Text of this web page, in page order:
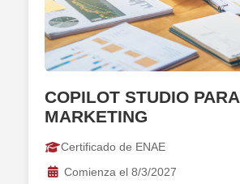
COPILOT STUDIO
MARKETING
Certificado de ENAE
Comienza el 8/3/2027